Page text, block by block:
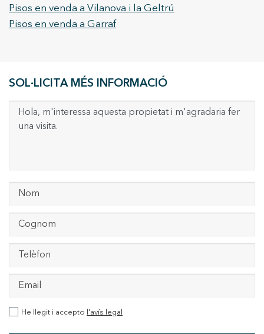
Pisos en venda a Vilanova i la Geltrú
Pisos en venda a Garraf
SOL·LICITA MÉS INFORMACIÓ
He llegit i accepto l'avís legal